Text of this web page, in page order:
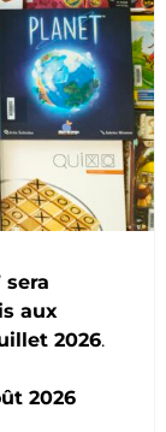
sera
aux
2026.
2026